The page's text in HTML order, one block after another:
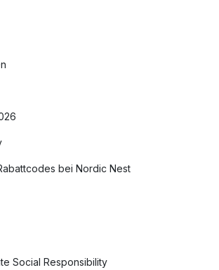
bei Nordic Nest
Social Responsibility